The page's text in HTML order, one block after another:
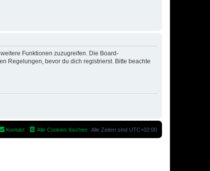
Funktionen zuzugreifen. Die Board-
Regelungen, bevor du dich registrierst. Bitte beachte
Alle Zeiten sind UTC+02:00
Alle Cookies löschen
Kontakt